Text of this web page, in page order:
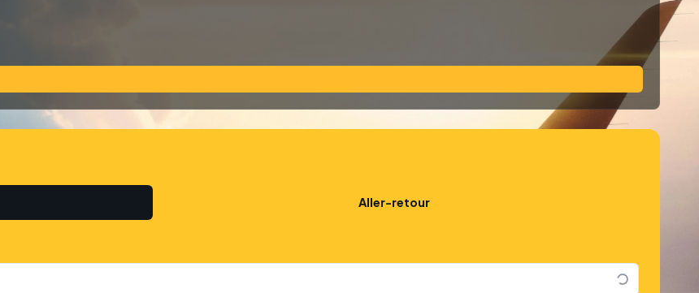
Aller-retour